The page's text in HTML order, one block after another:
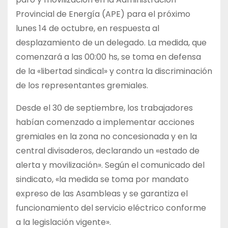
Provincial de Energía (APE) para el próximo
lunes 14 de octubre, en respuesta al
desplazamiento de un delegado. La medida, que
comenzará a las 00:00 hs, se toma en defensa
de la «libertad sindical» y contra la discriminación
de los representantes gremiales.
Desde el 30 de septiembre, los trabajadores
habían comenzado a implementar acciones
gremiales en la zona no concesionada y en la
central divisaderos, declarando un «estado de
alerta y movilización». Según el comunicado del
sindicato, «la medida se toma por mandato
expreso de las Asambleas y se garantiza el
funcionamiento del servicio eléctrico conforme
a la legislación vigente».